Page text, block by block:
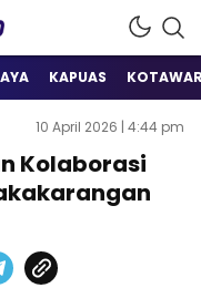
KAPUAS
10 April 2026 | 4:44 pm
Kolaborasi